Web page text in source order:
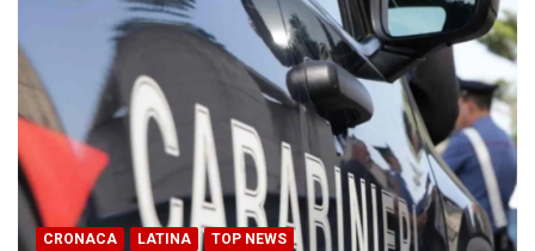
CRONACA LATINA TOP NEWS